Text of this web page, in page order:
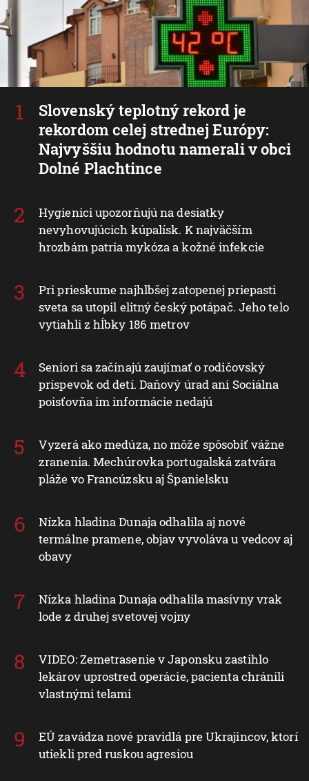
Slovenský teplotný rekord je
rekordom celej strednej Európy:
Najvyššiu hodnotu namerali v obci
Dolné Plachtince
Hygienici upozorňujú na desiatky
nevyhovujúcich kúpalísk. K najväčším
hrozbám patria mykóza a kožné infekcie
Pri prieskume najhlbšej zatopenej priepasti
sveta sa utopil elitný český potápač. Jeho telo
vytiahli z hĺbky 186 metrov
Seniori sa začínajú zaujímať o rodičovský
príspevok od detí. Daňový úrad ani Sociálna
poisťovňa im informácie nedajú
Vyzerá ako medúza, no môže spôsobiť vážne
zranenia. Mechúrovka portugalská zatvára
pláže vo Francúzsku aj Španielsku
Nízka hladina Dunaja odhalila aj nové
termálne pramene, objav vyvoláva u vedcov aj
obavy
Nízka hladina Dunaja odhalila masívny vrak
lode z druhej svetovej vojny
VIDEO: Zemetrasenie v Japonsku zastihlo
lekárov uprostred operácie, pacienta chránili
vlastnými telami
EÚ zavádza nové pravidlá pre Ukrajincov, ktorí
utiekli pred ruskou agresiou